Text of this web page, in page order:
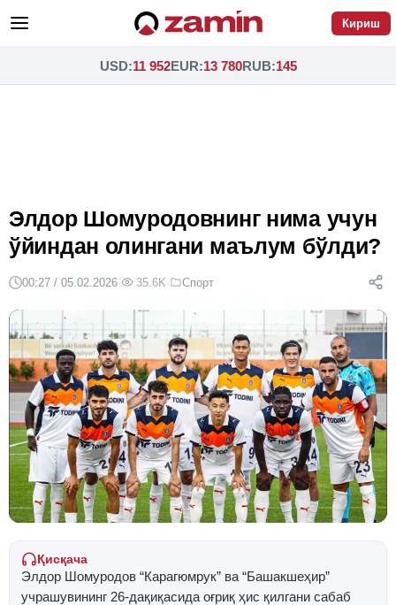
Кириш
USD:11 952EUR:13 780RUB:145
Элдор Шомуродовнинг нима учун
ўйиндан олингани маълум бўлди?
00:27 / 05.02.2026· 35.6K· Спорт
Қисқача
Элдор Шомуродов “Карагюмрук” ва “Башакшеҳир”
учрашувининг 26-дақиқасида оғриқ ҳис қилгани сабаб